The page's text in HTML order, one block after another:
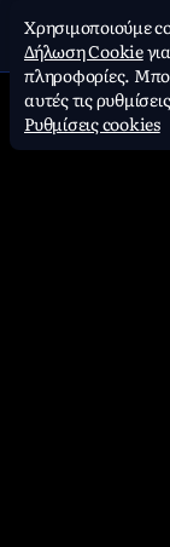
Χρησιμοποιούμε
Δήλωση Cookie
πληροφορίες.
αυτές τις
Ρυθμίσεις cookies